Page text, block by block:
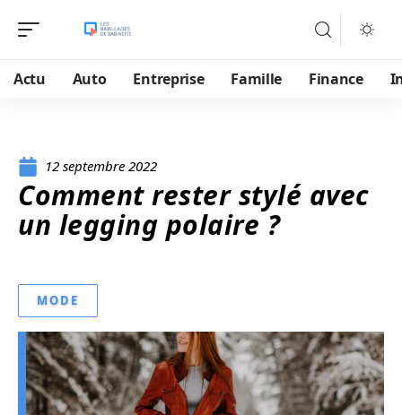
Actu Auto Entreprise Famille Finance
12 septembre 2022
Comment rester stylé avec
un legging polaire ?
MODE